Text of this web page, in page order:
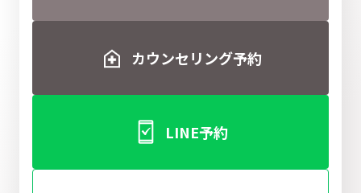
カウンセリング予約
LINE予約